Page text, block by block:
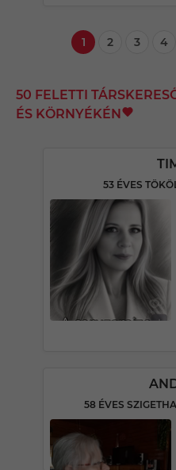
1 2 3 4
50 FELETTI
ÉS KÖRNYÉKÉN
53 ÉVES
58 ÉVES